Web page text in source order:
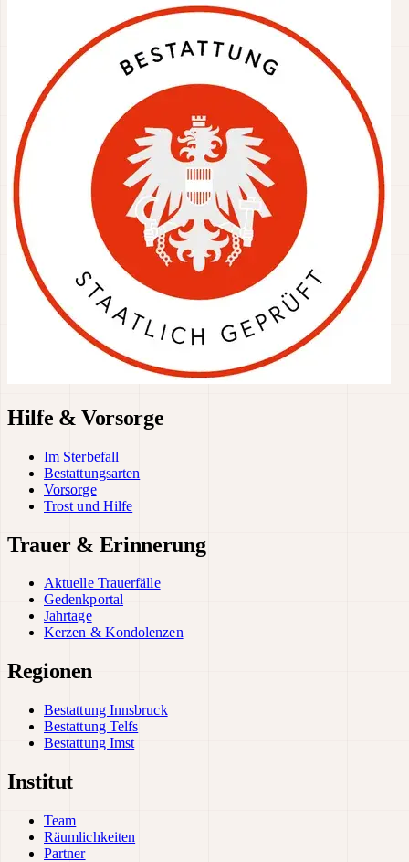
Hilfe & Vorsorge
Im Sterbefall
Bestattungsarten
Vorsorge
Trost und Hilfe
Trauer & Erinnerung
Aktuelle Trauerfälle
Gedenkportal
Jahrtage
Kerzen & Kondolenzen
Regionen
Bestattung Innsbruck
Bestattung Telfs
Bestattung Imst
Institut
Team
Räumlichkeiten
Partner